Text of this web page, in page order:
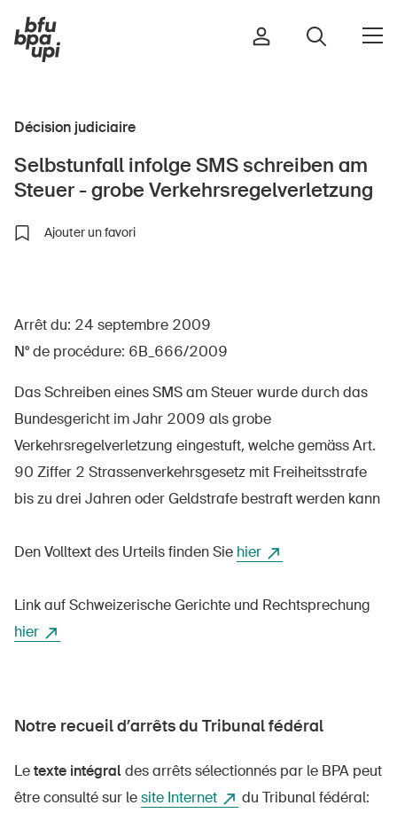
Sport et activité physique
Maison et jardin
Bâtiments et installations
Entreprises
À propos du BPA
Médias
Campagnes
Postes vacants
Commander et télécharger
Cours et événements
Produits sûrs
Décision judiciaire
Selbstunfall infolge SMS schreiben am
Steuer - grobe Verkehrsregelverletzung
Ajouter un favori
Arrêt du: 24 septembre 2009
N° de procédure: 6B_666/2009
Das Schreiben eines SMS am Steuer wurde durch das
Bundesgericht im Jahr 2009 als grobe
Verkehrsregelverletzung eingestuft, welche gemäss Art.
90 Ziffer 2 Strassenverkehrsgesetz mit Freiheitsstrafe
bis zu drei Jahren oder Geldstrafe bestraft werden kann
Den Volltext des Urteils finden Sie hier
Link auf Schweizerische Gerichte und Rechtsprechung
hier
Notre recueil d’arrêts du Tribunal fédéral
Letexte intégraldes arrêts sélectionnés par le BPA peut
être consulté sur lesite Internet du Tribunal fédéral: